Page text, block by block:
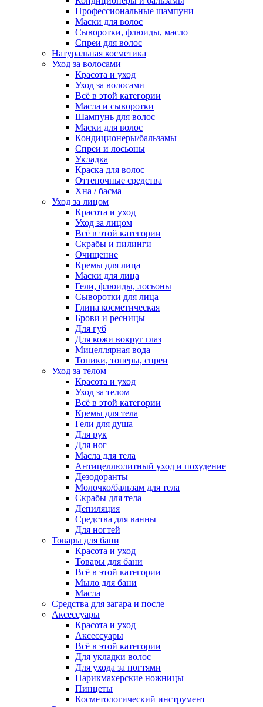
Профессиональные шампуни
Маски для волос
Сыворотки, флюиды, масло
Спреи для волос
Натуральная косметика
Уход за волосами
Красота и уход
Уход за волосами
Всё в этой категории
Масла и сыворотки
Шампунь для волос
Маски для волос
Кондиционеры/бальзамы
Спреи и лосьоны
Укладка
Краска для волос
Оттеночные средства
Хна / басма
Уход за лицом
Красота и уход
Уход за лицом
Всё в этой категории
Скрабы и пилинги
Очищение
Кремы для лица
Маски для лица
Гели, флюиды, лосьоны
Сыворотки для лица
Глина косметическая
Брови и ресницы
Для губ
Для кожи вокруг глаз
Мицеллярная вода
Тоники, тонеры, спреи
Уход за телом
Красота и уход
Уход за телом
Всё в этой категории
Кремы для тела
Гели для душа
Для рук
Для ног
Масла для тела
Антицеллюлитный уход и похудение
Дезодоранты
Молочко/бальзам для тела
Скрабы для тела
Депиляция
Средства для ванны
Для ногтей
Товары для бани
Красота и уход
Товары для бани
Всё в этой категории
Мыло для бани
Масла
Средства для загара и после
Аксессуары
Красота и уход
Аксессуары
Всё в этой категории
Для укладки волос
Для ухода за ногтями
Парикмахерские ножницы
Пинцеты
Косметологический инструмент